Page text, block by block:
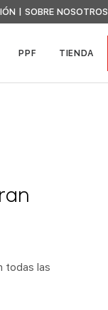
SOBRE NOSOTROS
PPF TIENDA
todas las